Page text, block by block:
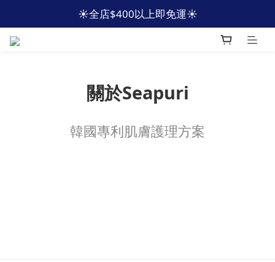
☀️全店$400以上即免運☀️
☀️全店$400以上即免運☀️
關於Seapuri
韓國專利肌膚護理方案